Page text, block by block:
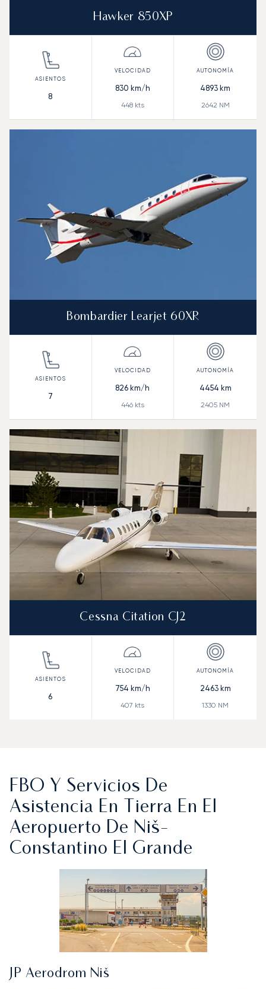
Hawker 850XP
8
830 km/h
448kts
4893 km
2642 NM
Bombardier Learjet 60XR
7
826 km/h
446kts
4454 km
2405 NM
Cessna Citation CJ2
6
754 km/h
407 kts
2463km
1330 NM
FBO Y Servicios De
Asistencia En Tierra En El
Aeropuerto De Niš-
Constantino El Grande
JP Aerodrom Niš